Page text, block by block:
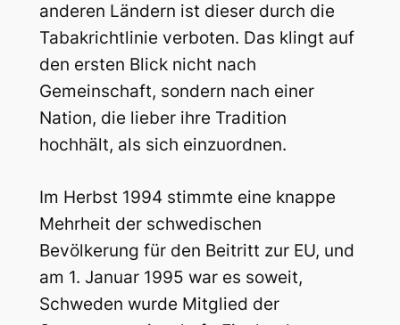
anderen Ländern ist dieser durch die
Tabakrichtlinie verboten. Das klingt auf
den ersten Blick nicht nach
Gemeinschaft, sondern nach einer
Nation, die lieber ihre Tradition
hochhält, als sich einzuordnen.
Im Herbst 1994 stimmte eine knappe
Mehrheit der schwedischen
Bevölkerung für den Beitritt zur EU, und
am 1. Januar 1995 war es soweit,
Schweden wurde Mitglied der